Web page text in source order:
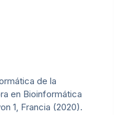
de la
en Bioinformática
1, Francia (2020).